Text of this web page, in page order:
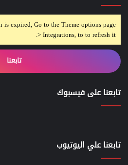
is expired, Go to the Theme options page
> Integrations, to to refresh it.
تابعنا
تابعنا على فيسبوك
تابعنا علي اليوتيوب